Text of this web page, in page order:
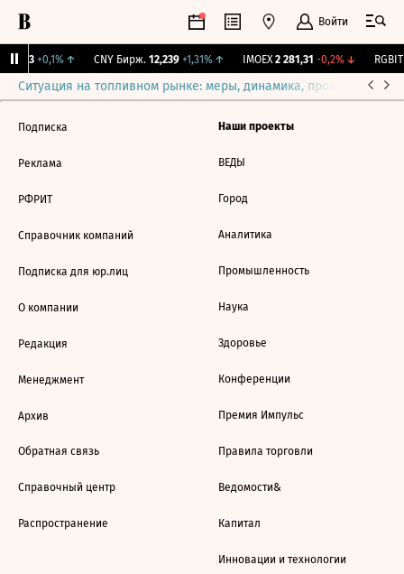
Войти
115,3 +0,1%↑ CNY Бирж. 12,239 +1,31%↑ IMOEX 2 281,31 -0,2%↓ RGBITR
Ситуация на топливном рынке: меры, динамика, прогнозы
Подписка
Реклама
РФРИТ
Справочник компаний
Подписка для юр.лиц
О компании
Редакция
Менеджмент
Архив
Обратная связь
Справочный центр
Распространение
Наши проекты
ВЕДЫ
Город
Аналитика
Промышленность
Наука
Здоровье
Конференции
Премия Импульс
Правила торговли
Ведомости&
Капитал
Инновации и технологии